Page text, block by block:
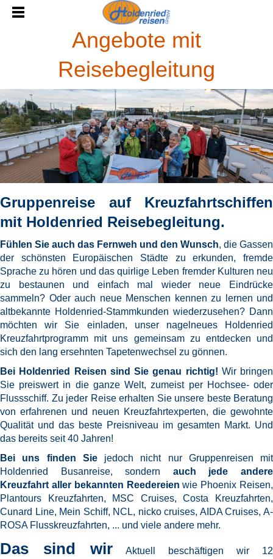
Angebote mit
Reisebegleitung
Gruppenreise auf Kreuzfahrtschiffen
mit Holdenried Reisebegleitung.
Fühlen Sie auch das Fernweh und den Wunsch, die Gassen
der schönsten Europäischen Städte zu erkunden, fremde
Sprache zu hören und das quirlige Leben fremder Kulturen neu
zu bestaunen und einfach mal wieder neue Eindrücke
sammeln? Oder auch neue Menschen kennen zu lernen und
altbekannte Holdenried-Stammkunden wiederzusehen? Dann
möchten wir Sie einladen, unser nagelneues Holdenried
Kreuzfahrtprogramm mit uns gemeinsam zu entdecken und
sich den lang ersehnten Tapetenwechsel zu gönnen.
Bei Holdenried Reisen sind Sie genau richtig! Wir bringen
Sie preiswert in die ganze Welt, zumeist per Hochsee- oder
Flussschiff. Zu jeder Reise erhalten Sie unsere beste Beratung
von erfahrenen und neuen Kreuzfahrtexperten, die gewohnte
Qualität und das beste Preisniveau im gesamten Markt. Und
das bereits seit 40 Jahren!
Bei uns finden Sie jedoch nicht nur Gruppenreisen mit
Holdenried Busanreise, sondern auch jede andere
Kreuzfahrt aller bekannten Reedereienwie Phoenix Reisen,
Plantours Kreuzfahrten, MSC Cruises, Costa Kreuzfahrten,
Cunard Line, Mein Schiff, NCL, nicko cruises, AIDA Cruises, A-
ROSA Flusskreuzfahrten, ... und viele andere mehr.
Das sind wir Aktuell beschäftigen wir 12